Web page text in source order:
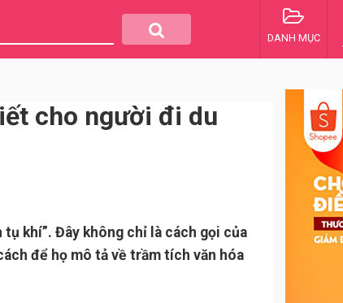
DANH MỤC
cho người đi du
tụ khí”. Đây không chỉ là cách gọi của
để họ mô tả về trầm tích văn hóa